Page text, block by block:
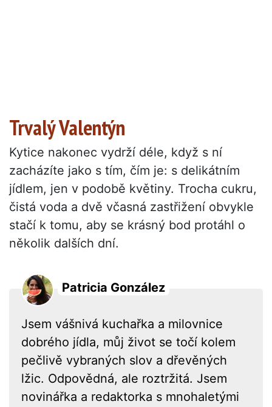
Trvalý Valentýn
Kytice nakonec vydrží déle, když s ní
zacházíte jako s tím, čím je: s delikátním
jídlem, jen v podobě květiny. Trocha cukru,
čistá voda a dvě včasná zastřižení obvykle
stačí k tomu, aby se krásný bod protáhl o
několik dalších dní.
Patricia González
Jsem vášnivá kuchařka a milovnice
dobrého jídla, můj život se točí kolem
pečlivě vybraných slov a dřevěných
lžic. Odpovědná, ale roztržitá. Jsem
novinářka a redaktorka s mnohaletými